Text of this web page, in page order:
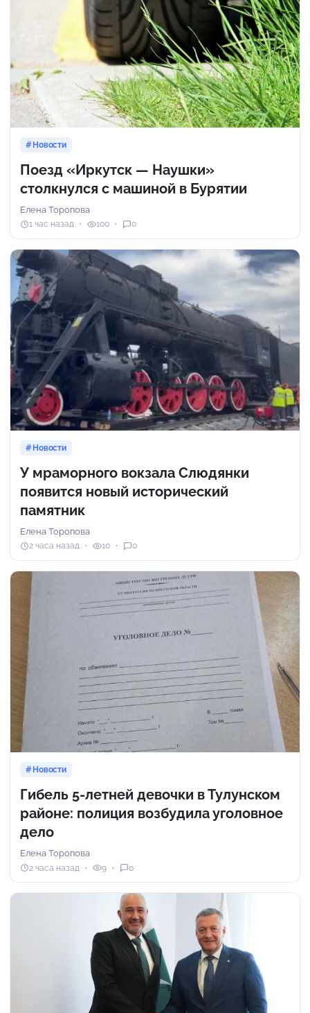
Новости
Поезд «Иркутск — Наушки»
столкнулся с машиной в Бурятии
Елена Торопова
1 час назад 100 0
Новости
У мраморного вокзала Слюдянки
появится новый исторический
памятник
Елена Торопова
2 часа назад 10 0
Новости
Гибель 5-летней девочки в Тулунском
районе: полиция возбудила уголовное
дело
Елена Торопова
2 часа назад 9 0